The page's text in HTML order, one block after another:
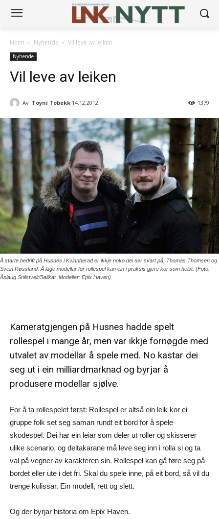
Heim Nyhende Vil leve av leiken
Nyhende
Vil leve av leiken
Av Toyni Tobekk 14.12.2012 1379
Å starte bedrift på Husnes i Kvinnherad er ikkje noko dei ser svart på, Thomas Thomsen og
Svein Røssland. Å lage modellar for rollespel kan ein i praksis gjere kor som helst. (Foto:
Åslaug Snilstveit/Salikat. Modellar: Epix Haven)
Kameratgjengen på Husnes hadde spelt
rollespel i mange år, men var ikkje fornøgde med
utvalet av modellar å spele med. No kastar dei
seg ut i ein milliardmarknad og byrjar å
produsere modellar sjølve.
For å ta rollespelet først: Rollespel er altså ein leik kor ei
gruppe folk set seg saman rundt eit bord for å spele
skodespel. Dei har ein leiar som deler ut roller og skisserer
ulike scenario, og deltakarane må leve seg inn i rolla si og ta
val på vegner av karakteren sin. Rollespel kan gå føre seg på
bordet eller ute i det fri. Skal du spele inne, på eit bord, så vil du
trenge kulissar. Ein modell, rett og slett.
Og der byrjar historia om Epix Haven.